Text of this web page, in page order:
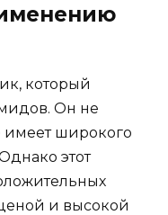
который
Он не
имеет широкого
этот
и высокой